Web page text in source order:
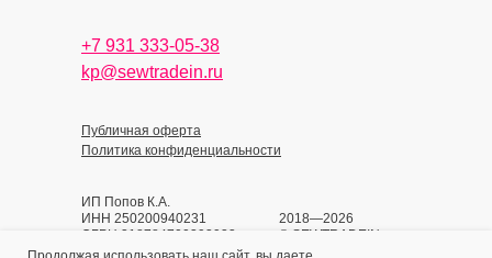
+7 931 333-05-38
kp@sewtradein.ru
ИП Попов К.А.
ИНН 250200940231
ОГРН 318784700393933
Политика конфиденциальности
Публичная оферта
2018—2026
© SEWTRADEIN